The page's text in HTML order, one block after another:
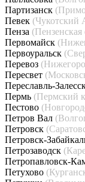
Партизанск
Певек (Чукотский
Пенза (Пензенская
Первомайск
Первоуральск
Перевоз
Пересвет
Переславль-
Пермь (Пермский
Пестово
Петров Вал
Петровск
Петровск-
Петрозаводск
Петропавловск-
Петухово